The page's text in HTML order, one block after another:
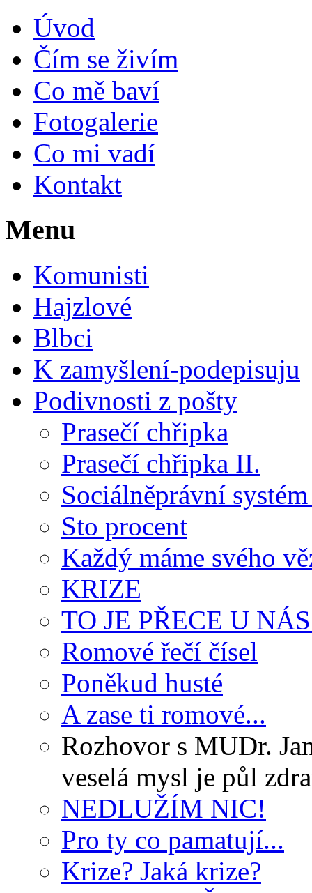
Úvod
Čím se živím
Co mě baví
Fotogalerie
Co mi vadí
Kontakt
Menu
Komunisti
Hajzlové
Blbci
K zamyšlení-podepisuju
Podivnosti z pošty
Prasečí chřipka
Prasečí chřipka II.
Sociálněprávní
Sto procent
Každý máme svého
KRIZE
TO JE PŘECE U
Romové řečí čísel
Poněkud husté
A zase ti romové...
Rozhovor s MUDr.
veselá mysl je půl
NEDLUŽÍM NIC!
Pro ty co pamatují...
Krize? Jaká krize?